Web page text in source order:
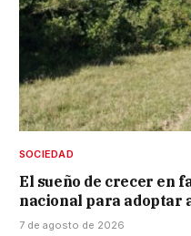
SOCIEDAD
El sueño de crecer en
nacional para adoptar
7 de agosto de 2026